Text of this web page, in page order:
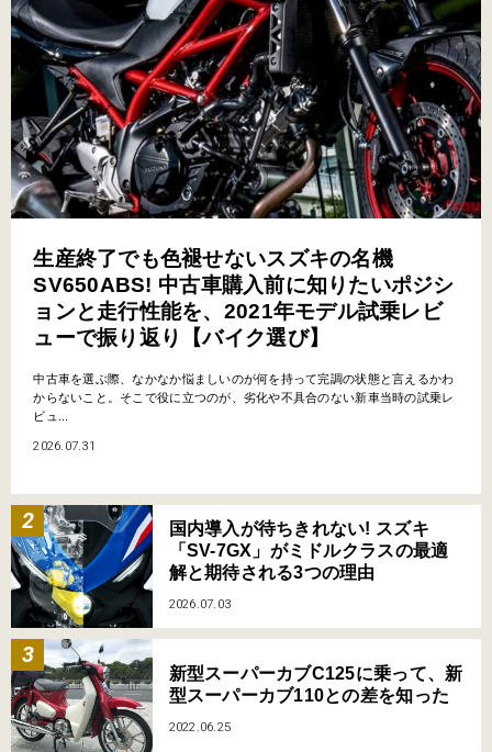
生産終了でも色褪せないスズキの名機
SV650ABS! 中古車購入前に知りたいポジシ
ョンと走行性能を、2021年モデル試乗レビ
ューで振り返り【バイク選び】
中古車を選ぶ際、なかなか悩ましいのが何を持って完調の状態と言えるかわ
からないこと。そこで役に立つのが、劣化や不具合のない新車当時の試乗レ
ビュ...
2026.07.31
国内導入が待ちきれない! スズキ
「SV-7GX」がミドルクラスの最適
解と期待される3つの理由
2026.07.03
新型スーパーカブC125に乗って、新
型スーパーカブ110との差を知った
2022.06.25